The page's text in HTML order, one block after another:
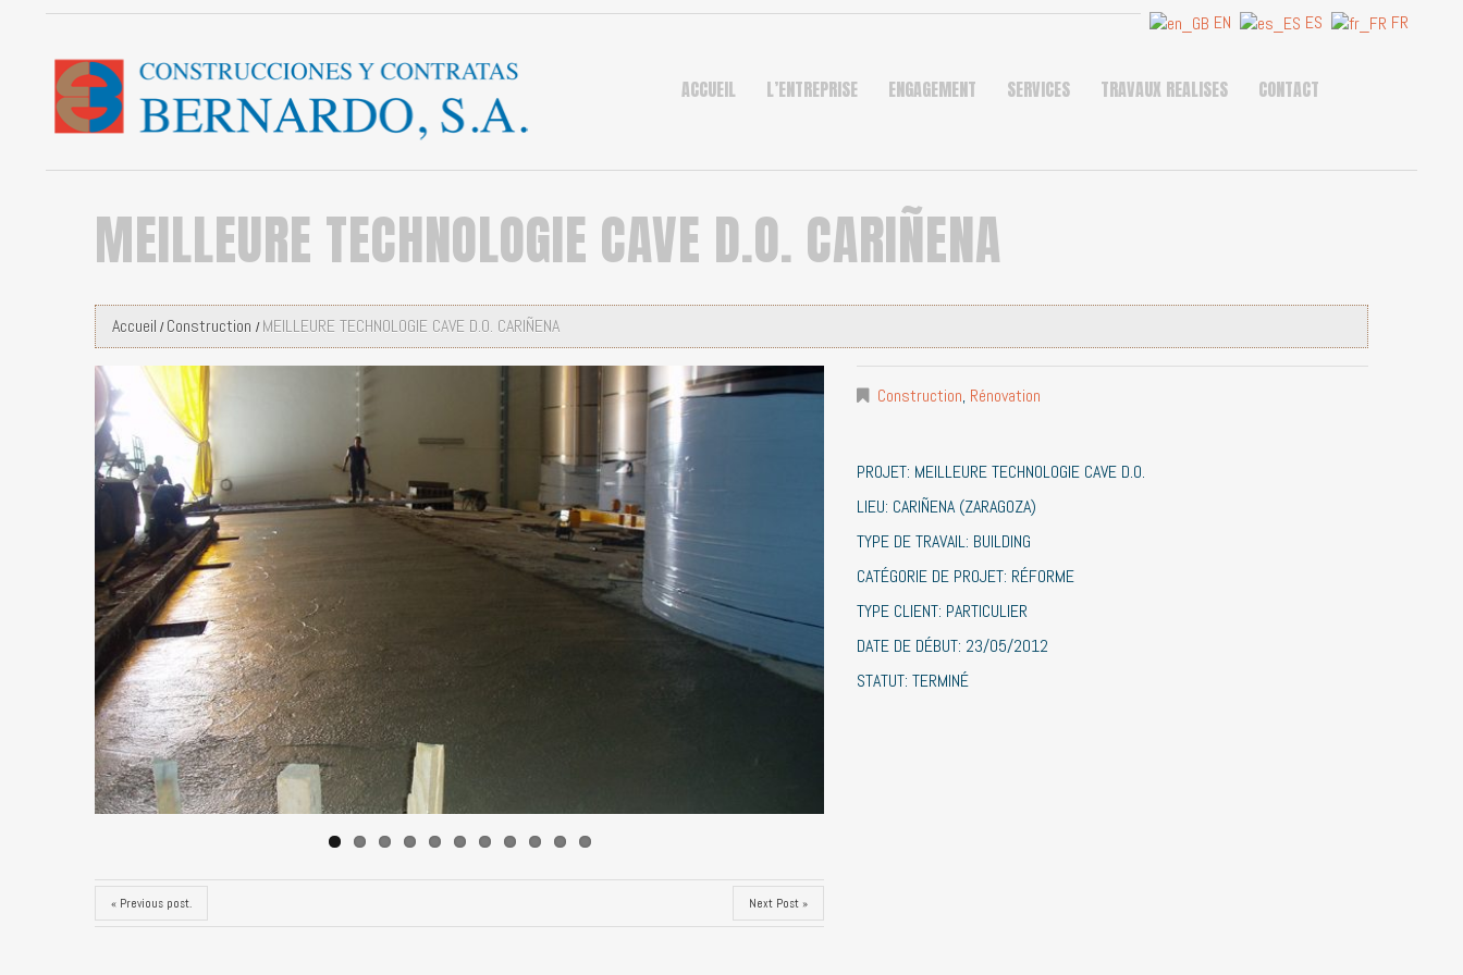
EN ES FR
ACCUEIL L’ENTREPRISE ENGAGEMENT SERVICES TRAVAUX REALISES CONTACT
MEILLEURE TECHNOLOGIE CAVE D.O. CARIÑENA
Accueil Construction MEILLEURE TECHNOLOGIE CAVE D.O. CARIÑENA
« Previous post. Next Post »
Construction, Rénovation
PROJET: MEILLEURE TECHNOLOGIE CAVE D.O.
LIEU: CARIÑENA (ZARAGOZA)
TYPE DE TRAVAIL: BUILDING
CATÉGORIE DE PROJET: RÉFORME
TYPE CLIENT: PARTICULIER
DATE DE DÉBUT: 23/05/2012
STATUT: TERMINÉ